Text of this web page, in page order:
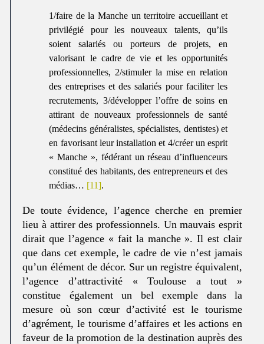
1/faire de la Manche un territoire accueillant et
privilégié pour les nouveaux talents, qu’ils
soient salariés ou porteurs de projets, en
valorisant le cadre de vie et les opportunités
professionnelles, 2/stimuler la mise en relation
des entreprises et des salariés pour faciliter les
recrutements, 3/développer l’offre de soins en
attirant de nouveaux professionnels de santé
(médecins généralistes, spécialistes, dentistes) et
en favorisant leur installation et 4/créer un esprit
« Manche », fédérant un réseau d’influenceurs
constitué des habitants, des entrepreneurs et des
médias… [11].
De toute évidence, l’agence cherche en premier
lieu à attirer des professionnels. Un mauvais esprit
dirait que l’agence « fait la manche ». Il est clair
que dans cet exemple, le cadre de vie n’est jamais
qu’un élément de décor. Sur un registre équivalent,
l’agence d’attractivité « Toulouse a tout »
constitue également un bel exemple dans la
mesure où son cœur d’activité est le tourisme
d’agrément, le tourisme d’affaires et les actions en
faveur de la promotion de la destination auprès des